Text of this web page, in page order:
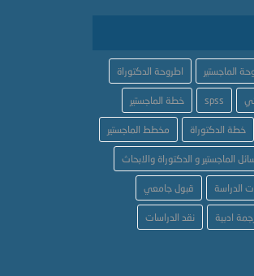
الماجستير اطروحة الدكتوراة
spss خطة الماجستير
خطة الدكتوراة مخطط الماجستير
الماجستير و الدكتوراة والابحاث
الدراسة قبول جامعي
ادبية نقد الدراسات